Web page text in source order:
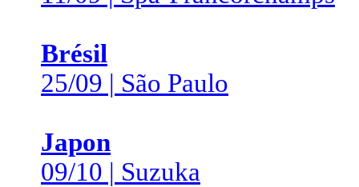
Brésil
25/09 | São Paulo
Japon
09/10 | Suzuka